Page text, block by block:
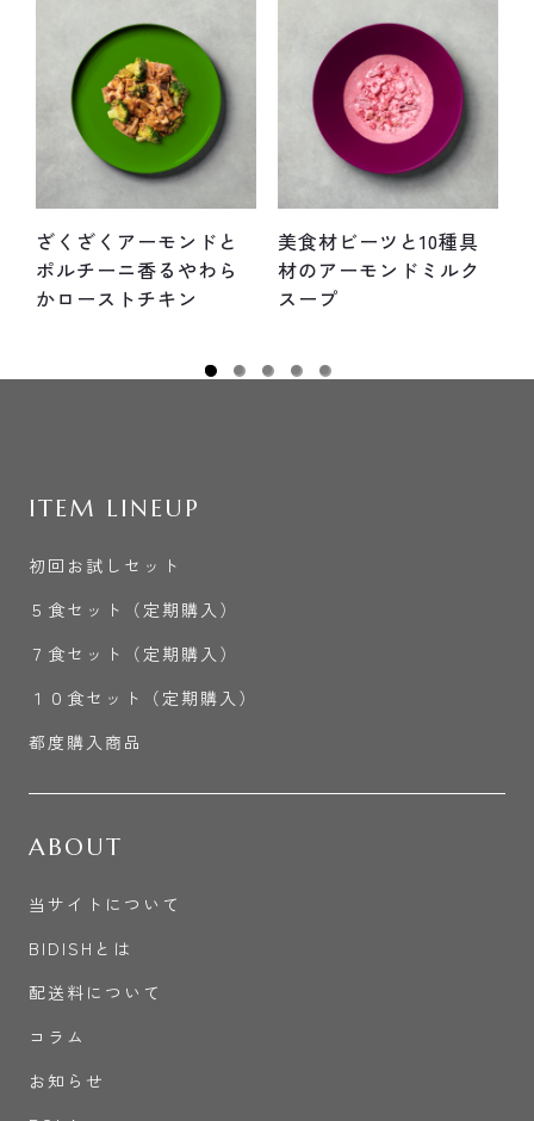
ざくざくアーモンドと
ポルチーニ香るやわら
かローストチキン
美食材ビーツと10種具
材のアーモンドミルク
スープ
ITEM LINEUP
初回お試しセット
５食セット（定期購入）
７食セット（定期購入）
１０食セット（定期購入）
都度購入商品
ABOUT
当サイトについて
BIDISHとは
配送料について
コラム
お知らせ